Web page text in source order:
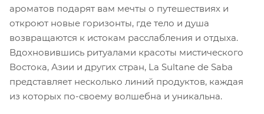
ароматов подарят вам мечты о путешествиях и
откроют новые горизонты, где тело и душа
возвращаются к истокам расслабления и отдыха.
Вдохновившись ритуалами красоты мистического
Востока, Азии и других стран, La Sultane de Saba
представляет несколько линий продуктов, каждая
из которых по-своему волшебна и уникальна.